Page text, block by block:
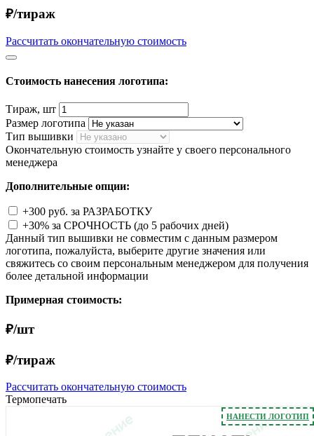
НАНЕСТИ ЛОГОТИП
₽/тираж
Рассчитать окончательную стоимость
Стоимость нанесения логотипа:
Тираж, шт
Размер логотипа
Тип вышивки
Окончательную стоимость узнайте у своего персонального
менеджера
Дополнительные опции:
+300 руб. за РАЗРАБОТКУ
+30% за СРОЧНОСТЬ (до 5 рабочих дней)
Данный тип вышивки не совместим с данным размером
логотипа, пожалуйста, выберите другие значения или
свяжитесь со своим персональным менеджером для получения
более детальной информации
Примерная стоимость:
₽/шт
₽/тираж
Рассчитать окончательную стоимость
Термопечать